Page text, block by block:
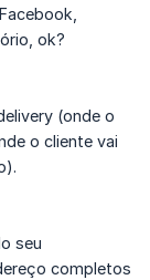
ok?
(onde o
o cliente vai
seu
completos